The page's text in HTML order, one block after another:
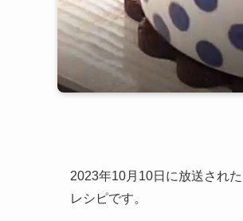
2023年10月10日に放送された
レシピです。